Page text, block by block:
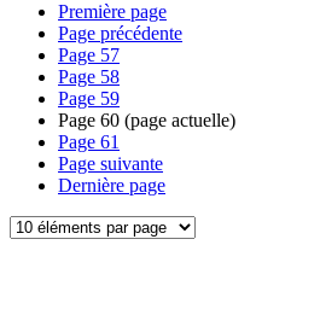
Première page
Page précédente
Page 57
Page 58
Page 59
Page 60 (page actuelle)
Page 61
Page suivante
Dernière page